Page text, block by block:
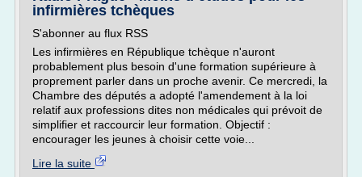
infirmières tchèques
S'abonner au flux RSS
Les infirmières en République tchèque n'auront
probablement plus besoin d'une formation supérieure à
proprement parler dans un proche avenir. Ce mercredi, la
Chambre des députés a adopté l'amendement à la loi
relatif aux professions dites non médicales qui prévoit de
simplifier et raccourcir leur formation. Objectif :
encourager les jeunes à choisir cette voie...
Lire la suite